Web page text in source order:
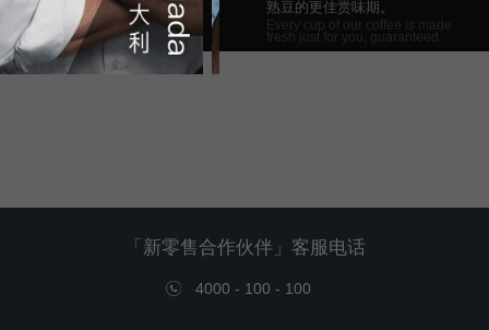
熟豆的更佳赏味期。
Every cup of our coffee is made
fresh just for you, guaranteed.
「新零售合作伙伴」客服电话
4000 - 100 - 100